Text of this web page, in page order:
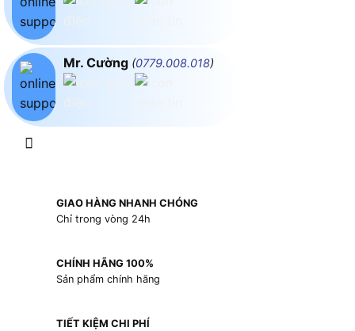
Mr. Cường (0779.008.018)
GIAO HÀNG NHANH CHÓNG
Chỉ trong vòng 24h
CHÍNH HÃNG 100%
Sản phẩm chính hãng
TIẾT KIỆM CHI PHÍ